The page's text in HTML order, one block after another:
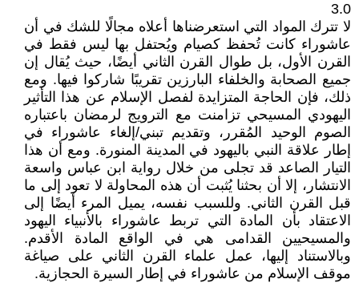
3.0
لا تترك المواد التي استعرضناها أعلاه مجالًا للشك في أن
عاشوراء كانت تُحفظ كصيام ويُحتفل بها ليس فقط في
القرن الأول، بل طوال القرن الثاني أيضًا، حيث يُقال إن
جميع الصحابة والخلفاء البارزين تقريبًا شاركوا فيها. ومع
ذلك، فإن الحاجة المتزايدة لفصل الإسلام عن هذا التأثير
اليهودي المسيحي تزامنت مع الترويج لرمضان باعتباره
الصوم الوحيد المُقرر، وتقديم تبني/إلغاء عاشوراء في
إطار علاقة النبي باليهود في المدينة المنورة. ومع أن هذا
التيار الصاعد قد تجلى من خلال رواية ابن عباس واسعة
الانتشار، إلا أن بحثنا يُثبت أن هذه المحاولة لا تعود إلى ما
قبل القرن الثاني. وللسبب نفسه، يميل المرء أيضًا إلى
الاعتقاد بأن المادة التي تربط عاشوراء بالأنبياء اليهود
والمسيحيين القدامى هي في الواقع المادة الأقدم.
وبالاستناد إليها، عمل علماء القرن الثاني على صياغة
موقف الإسلام من عاشوراء في إطار السيرة الحجازية.